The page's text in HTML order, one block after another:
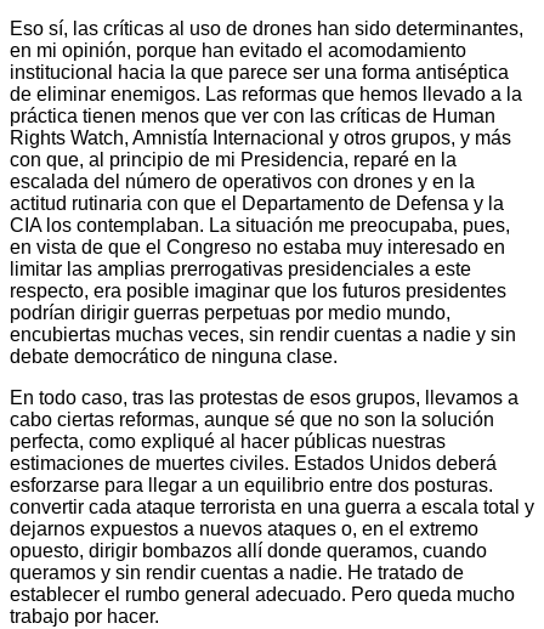
Eso sí, las críticas al uso de drones han sido determinantes,
en mi opinión, porque han evitado el acomodamiento
institucional hacia la que parece ser una forma antiséptica
de eliminar enemigos. Las reformas que hemos llevado a la
práctica tienen menos que ver con las críticas de Human
Rights Watch, Amnistía Internacional y otros grupos, y más
con que, al principio de mi Presidencia, reparé en la
escalada del número de operativos con drones y en la
actitud rutinaria con que el Departamento de Defensa y la
CIA los contemplaban. La situación me preocupaba, pues,
en vista de que el Congreso no estaba muy interesado en
limitar las amplias prerrogativas presidenciales a este
respecto, era posible imaginar que los futuros presidentes
podrían dirigir guerras perpetuas por medio mundo,
encubiertas muchas veces, sin rendir cuentas a nadie y sin
debate democrático de ninguna clase.
En todo caso, tras las protestas de esos grupos, llevamos a
cabo ciertas reformas, aunque sé que no son la solución
perfecta, como expliqué al hacer públicas nuestras
estimaciones de muertes civiles. Estados Unidos deberá
esforzarse para llegar a un equilibrio entre dos posturas.
convertir cada ataque terrorista en una guerra a escala total y
dejarnos expuestos a nuevos ataques o, en el extremo
opuesto, dirigir bombazos allí donde queramos, cuando
queramos y sin rendir cuentas a nadie. He tratado de
establecer el rumbo general adecuado. Pero queda mucho
trabajo por hacer.